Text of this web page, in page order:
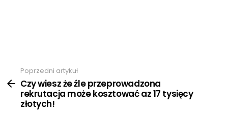
Zobacz
więcej
Poprzedni artykuł
Czy wiesz że źle przeprowadzona
rekrutacja może kosztować az 17 tysięcy
złotych!